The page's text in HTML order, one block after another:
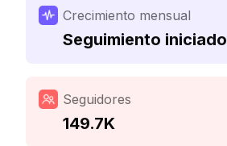
Crecimiento mensual
Seguimiento iniciado
Seguidores
149.7K